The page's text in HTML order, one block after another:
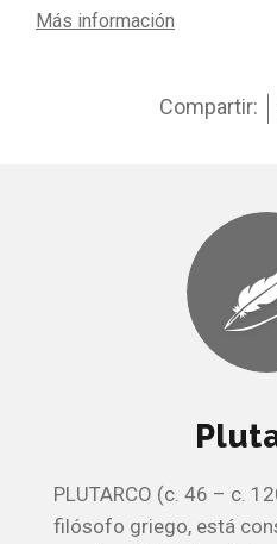
Más información
Compartir:
PLUTARCO (c. 46 – c.
filósofo griego, está